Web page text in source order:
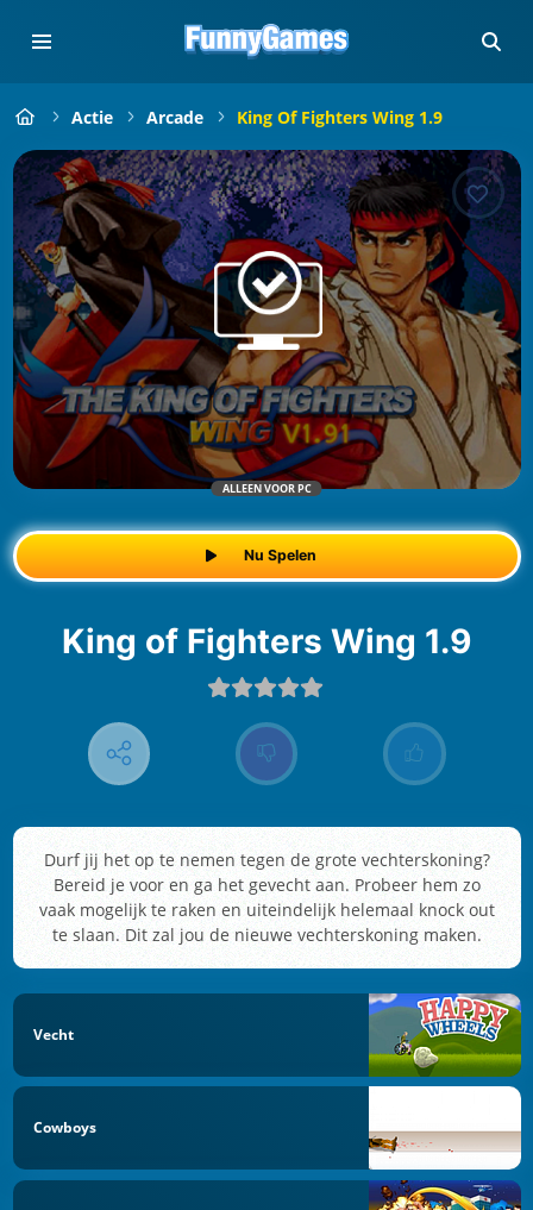
Actie Arcade King Of Fighters Wing 1.9
ALLEEN VOOR PC
Nu Spelen
King of Fighters Wing 1.9
Durf jij het op te nemen tegen de grote vechterskoning?
Bereid je voor en ga het gevecht aan. Probeer hem zo
vaak mogelijk te raken en uiteindelijk helemaal knock out
te slaan. Dit zal jou de nieuwe vechterskoning maken.
Vecht
Cowboys